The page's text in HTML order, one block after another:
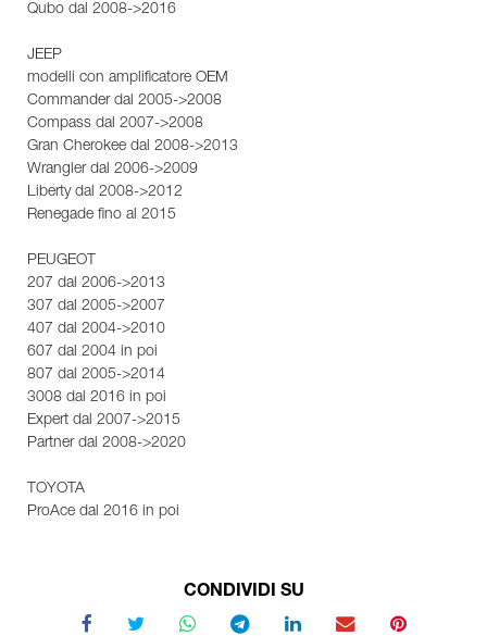
Qubo dal 2008->2016
JEEP
modelli con amplificatore OEM
Commander dal 2005->2008
Compass dal 2007->2008
Gran Cherokee dal 2008->2013
Wrangler dal 2006->2009
Liberty dal 2008->2012
Renegade fino al 2015
PEUGEOT
207 dal 2006->2013
307 dal 2005->2007
407 dal 2004->2010
607 dal 2004 in poi
807 dal 2005->2014
3008 dal 2016 in poi
Expert dal 2007->2015
Partner dal 2008->2020
TOYOTA
ProAce dal 2016 in poi
CONDIVIDI SU